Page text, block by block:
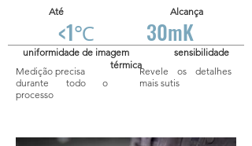
Até Alcança
<1℃ 30mK
uniformidade de imagem sensibilidade
térmica
Medição precisa
durante todo o
processo
Revele os detalhes
mais sutis